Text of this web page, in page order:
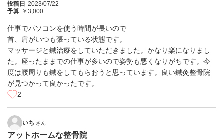
投稿日 2023/07/22
予算 ￥3,000
仕事でパソコンを使う時間が長いので
首、肩がいつも張っている状態です。
マッサージと鍼治療をしていただきました。かなり楽になりまし
た。座ったままでの仕事が多いので姿勢も悪くなりがちです。今
度は腰周りも鍼をしてもらおうと思っています。良い鍼灸整骨院
が見つかって良かったです。
2
いち さん
アットホームな整骨院